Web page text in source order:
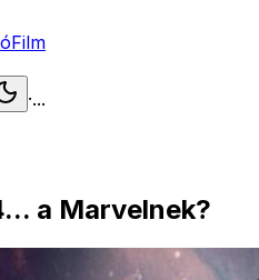
Film
·...
a Marvelnek?